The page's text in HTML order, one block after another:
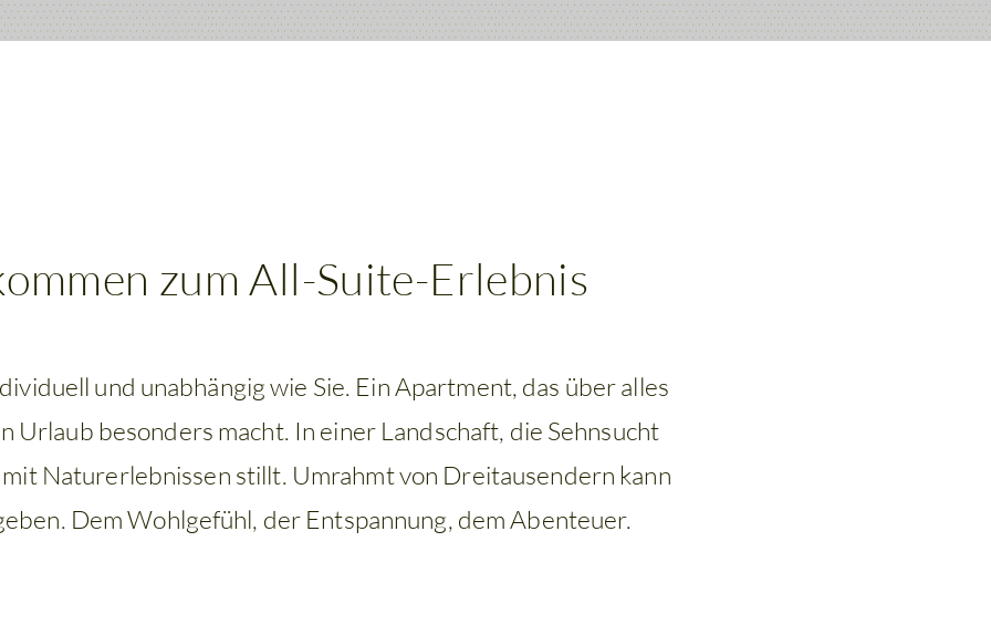
zum All-Suite-Erlebnis
und unabhängig wie Sie. Ein Apartment, das über alles
Urlaub besonders macht. In einer Landschaft, die Sehnsucht
Naturerlebnissen stillt. Umrahmt von Dreitausendern kann
Dem Wohlgefühl, der Entspannung, dem Abenteuer.